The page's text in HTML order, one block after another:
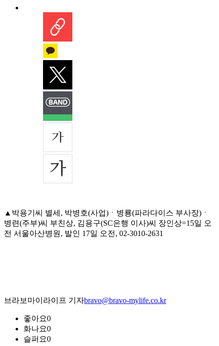
▲박용기씨 별세, 박병호(사업)ㆍ병룡(파라다이스 부사장)ㆍ
병련(주부)씨 부친상, 김용구(SC은행 이사)씨 장인상=15일 오
전 서울아산병원, 발인 17일 오전, 02-3010-2631
브라보마이라이프 기자bravo@bravo-mylife.co.kr
좋아요0
화나요0
슬퍼요0